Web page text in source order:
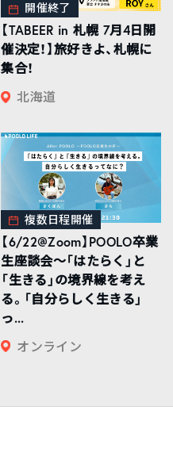
開催終了
【TABEER in 札幌 7月4日開
催決定！】旅好きよ、札幌に
集合！
北海道
複数日程開催
【6/22@Zoom】POOLO卒業
生座談会〜「はたらく」と
「生きる」の境界線を考え
る。「自分らしく生きる」
っ...
オンライン